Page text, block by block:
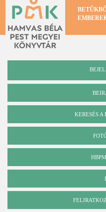
Ugrás
tartalomra
Katalógus
KERESÉS A